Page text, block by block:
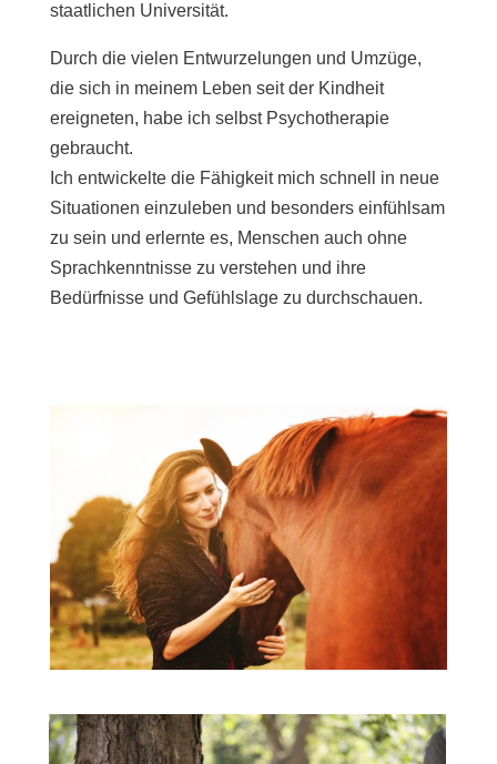
staatlichen Universität.
Durch die vielen Entwurzelungen und Umzüge,
die sich in meinem Leben seit der Kindheit
ereigneten, habe ich selbst Psychotherapie
gebraucht.
Ich entwickelte die Fähigkeit mich schnell in neue
Situationen einzuleben und besonders einfühlsam
zu sein und erlernte es, Menschen auch ohne
Sprachkenntnisse zu verstehen und ihre
Bedürfnisse und Gefühlslage zu durchschauen.